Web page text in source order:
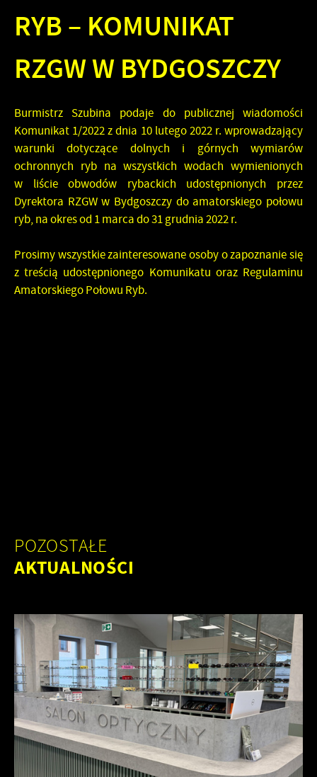
RYB – KOMUNIKAT
RZGW W BYDGOSZCZY
Burmistrz Szubina podaje do publicznej wiadomości
Komunikat 1/2022 z dnia 10 lutego 2022 r. wprowadzający
warunki dotyczące dolnych i górnych wymiarów
ochronnych ryb na wszystkich wodach wymienionych
w liście obwodów rybackich udostępnionych przez
Dyrektora RZGW w Bydgoszczy do amatorskiego połowu
ryb,na okres od 1 marca do 31 grudnia 2022 r.
Prosimy wszystkie zainteresowane osoby o zapoznanie się
z treścią udostępnionego Komunikatu oraz Regulaminu
Amatorskiego Połowu Ryb.
POZOSTAŁE
AKTUALNOŚCI